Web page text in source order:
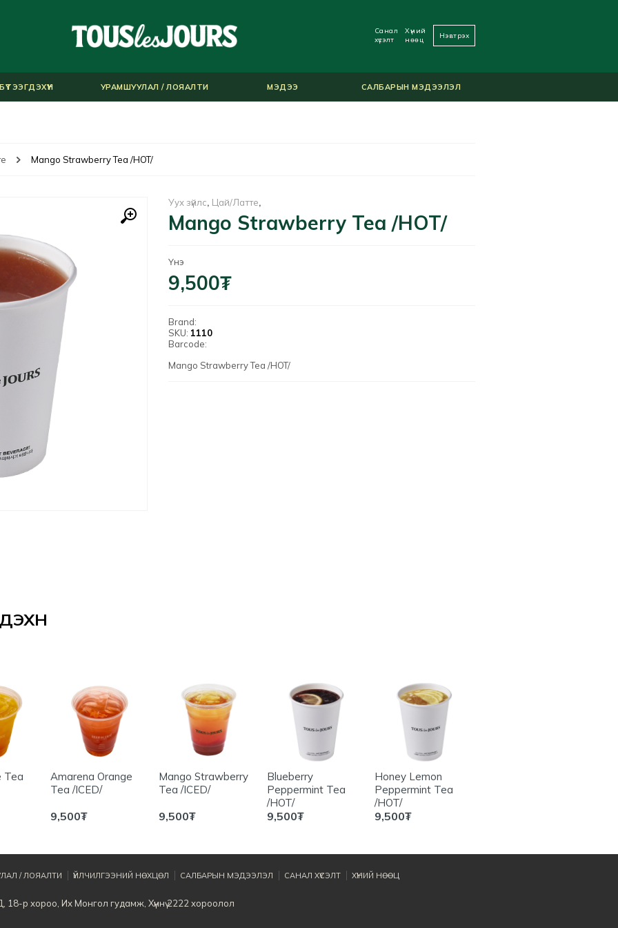
Санал
хүсэлт
Хүний
нөөц
Нэвтрэх
БҮТЭЭГДЭХҮҮН УРАМШУУЛАЛ / ЛОЯАЛТИ МЭДЭЭ САЛБАРЫН МЭДЭЭЛЭЛ
Mango Strawberry Tea /HOT/
Уух зүйлс, Цай/Латте,
Mango Strawberry Tea /HOT/
Үнэ
9,500₮
Brand:
SKU: 1110
Barcode:
Mango Strawberry Tea /HOT/
Tea
Amarena Orange
Tea /ICED/
9,500₮
Mango Strawberry
Tea /ICED/
9,500₮
Blueberry
Peppermint Tea
/HOT/
9,500₮
Honey Lemon
Peppermint Tea
/HOT/
9,500₮
р хороо, Их Монгол гудамж, Хүннү 2222 хороолол
/ ЛОЯАЛТИ ҮЙЛЧИЛГЭЭНИЙ НӨХЦӨЛ САЛБАРЫН МЭДЭЭЛЭЛ САНАЛ ХҮСЭЛТ ХҮНИЙ НӨӨЦ